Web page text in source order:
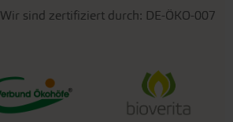
Wir sind zertifiziert durch: DE-ÖKO-007